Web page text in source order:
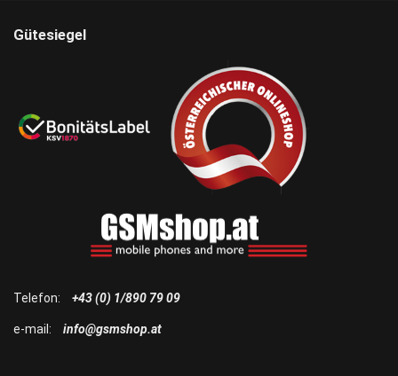
Telefon: +43 (0) 1/890 79 09
e-mail: info@gsmshop.at
Gütesiegel